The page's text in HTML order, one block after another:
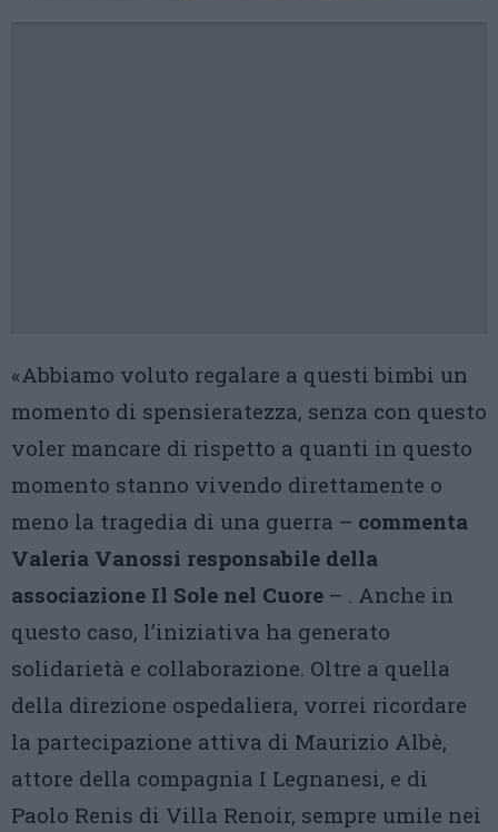
«Abbiamo voluto regalare a questi bimbi un
momento di spensieratezza, senza con questo
voler mancare di rispetto a quanti in questo
momento stanno vivendo direttamente o
meno la tragedia di una guerra – commenta
Valeria Vanossi responsabile della
associazione Il Sole nel Cuore – . Anche in
questo caso, l’iniziativa ha generato
solidarietà e collaborazione. Oltre a quella
della direzione ospedaliera, vorrei ricordare
la partecipazione attiva di Maurizio Albè,
attore della compagnia I Legnanesi, e di
Paolo Renis di Villa Renoir, sempre umile nei